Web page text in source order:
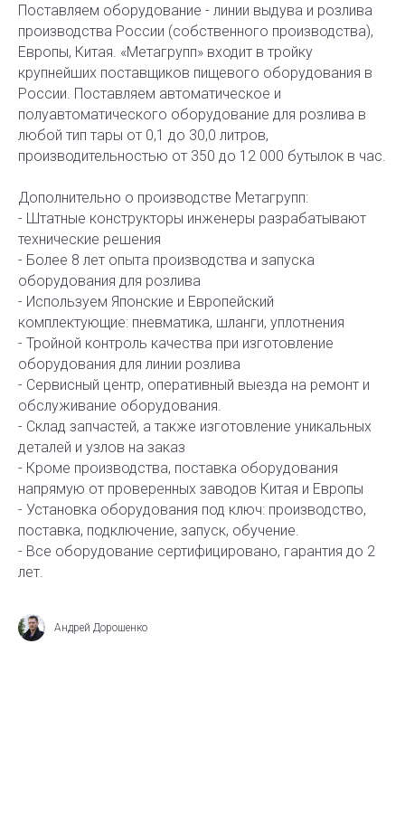
Поставляем оборудование - линии выдува и розлива
производства России (собственного производства),
Европы, Китая. «Метагрупп» входит в тройку
крупнейших поставщиков пищевого оборудования в
России. Поставляем автоматическое и
полуавтоматического оборудование для розлива в
любой тип тары от 0,1 до 30,0 литров,
производительностью от 350 до 12 000 бутылок в час.
Дополнительно о производстве Метагрупп:
- Штатные конструкторы инженеры разрабатывают
технические решения
- Более 8 лет опыта производства и запуска
оборудования для розлива
- Используем Японские и Европейский
комплектующие: пневматика, шланги, уплотнения
- Тройной контроль качества при изготовление
оборудования для линии розлива
- Сервисный центр, оперативный выезда на ремонт и
обслуживание оборудования.
- Склад запчастей, а также изготовление уникальных
деталей и узлов на заказ
- Кроме производства, поставка оборудования
напрямую от проверенных заводов Китая и Европы
- Установка оборудования под ключ: производство,
поставка, подключение, запуск, обучение.
- Все оборудование сертифицировано, гарантия до 2
лет.
Андрей Дорошенко